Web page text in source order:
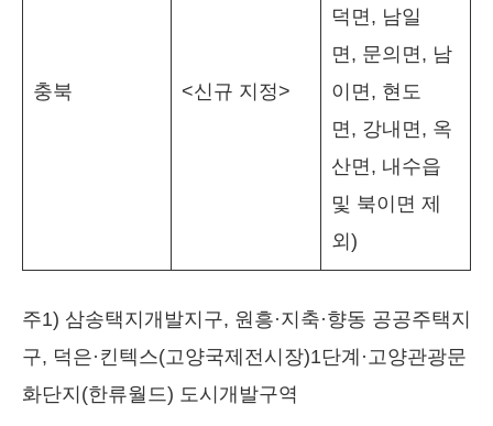
충북 <신규 지정>
덕면, 남일
면, 문의면, 남
이면, 현도
면, 강내면, 옥
산면, 내수읍
및 북이면 제
외)
주1) 삼송택지개발지구, 원흥·지축·향동 공공주택지
구, 덕은·킨텍스(고양국제전시장)1단계·고양관광문
화단지(한류월드) 도시개발구역